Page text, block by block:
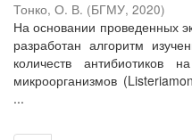
Тонко, О. В. (БГМУ, 2020)
На основании проведенных
разработан алгоритм
количеств антибиотиков
микроорганизмов
...